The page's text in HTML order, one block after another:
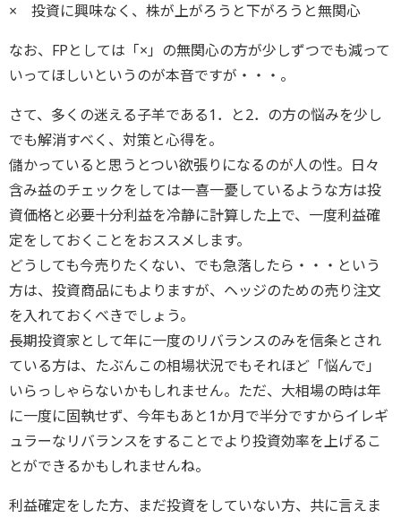
× 投資に興味なく、株が上がろうと下がろうと無関心
なお、FPとしては「×」の無関心の方が少しずつでも減って
いってほしいというのが本音ですが・・・。
さて、多くの迷える子羊である1．と2．の方の悩みを少し
でも解消すべく、対策と心得を。
儲かっていると思うとつい欲張りになるのが人の性。日々
含み益のチェックをしては一喜一憂しているような方は投
資価格と必要十分利益を冷静に計算した上で、一度利益確
定をしておくことをおススメします。
どうしても今売りたくない、でも急落したら・・・という
方は、投資商品にもよりますが、ヘッジのための売り注文
を入れておくべきでしょう。
長期投資家として年に一度のリバランスのみを信条とされ
ている方は、たぶんこの相場状況でもそれほど「悩んで」
いらっしゃらないかもしれません。ただ、大相場の時は年
に一度に固執せず、今年もあと1か月で半分ですからイレギ
ュラーなリバランスをすることでより投資効率を上げるこ
とができるかもしれませんね。
利益確定をした方、まだ投資をしていない方、共に言えま